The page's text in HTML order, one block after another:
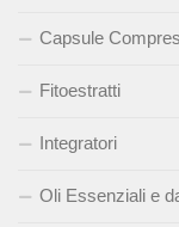
Capsule
Fitoestratti
Integratori
Oli Essenziali e